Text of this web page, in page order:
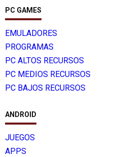
PC GAMES
EMULADORES
PROGRAMAS
PC ALTOS RECURSOS
PC MEDIOS RECURSOS
PC BAJOS RECURSOS
ANDROID
JUEGOS
APPS